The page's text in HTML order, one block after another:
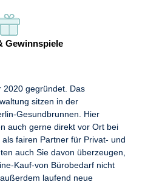
Gewinnspiele
2020 gegründet. Das
sitzen in der
Gesundbrunnen. Hier
auch gerne direkt vor Ort bei
fairen Partner für Privat- und
auch Sie davon überzeugen,
Kauf-von Bürobedarf nicht
laufend neue